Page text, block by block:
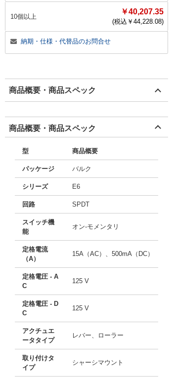
10個以上
￥40,207.35
(税込￥ 44,228.08)
納期・仕様・代替品のお問合せ
商品概要・商品スペック
商品概要・商品スペック
型 商品概要
パッケージ バルク
シリーズ E6
回路 SPDT
スイッチ機
能
オン-モメンタリ
定格電流
（A）
15A（AC）、500mA（DC）
定格電圧 - A
C
125 V
定格電圧 - D
C
125 V
アクチュエ
ータタイプ
レバー、ローラー
取り付けタ
イプ
シャーシマウント